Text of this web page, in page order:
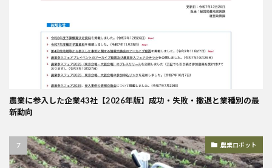
農業に参入した企業43社【2026年版】成功・失敗・撤退と業種別の最
新動向
農業ロボット